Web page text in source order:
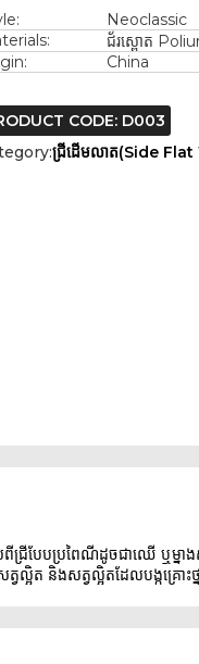
Neoclassic
ជ័រស្ពោត
China
CODE: D003
ជ្រីដើមលាត(Side
ជ្រីបែបប្រពៃណីដូចជាឈើ ឬម្ន
អិត និងសត្វល្អិតដែលបង្កគ្រោះថ្